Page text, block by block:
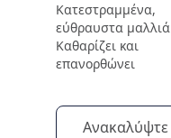
Κατεστραμμένα,
εύθραυστα μαλλιά
Καθαρίζει και
επανορθώνει
Ανακαλύψτε